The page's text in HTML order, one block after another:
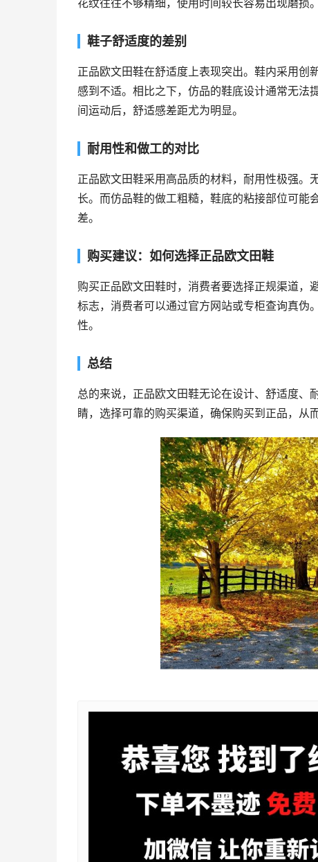
花纹往往不够精细，使用时间较长容易出现磨损。
鞋子舒适度的差别
正品欧文田鞋在舒适度上表现突出。鞋内采用创
感到不适。相比之下，仿品的鞋底设计通常无法
间运动后，舒适感差距尤为明显。
耐用性和做工的对比
正品欧文田鞋采用高品质的材料，耐用性极强。
长。而仿品鞋的做工粗糙，鞋底的粘接部位可能
差。
购买建议：如何选择正品欧文田鞋
购买正品欧文田鞋时，消费者要选择正规渠道，
标志，消费者可以通过官方网站或专柜查询真伪
性。
总结
总的来说，正品欧文田鞋无论在设计、舒适度、
睛，选择可靠的购买渠道，确保购买到正品，从